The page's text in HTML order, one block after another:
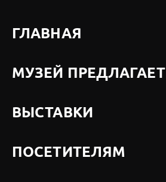
ГЛАВНАЯ
МУЗЕЙ ПРЕДЛАГАЕТ
ВЫСТАВКИ
ПОСЕТИТЕЛЯМ